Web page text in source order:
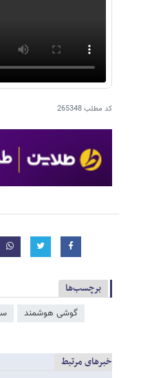
کد مطلب265348
برچسب‌ها
گوشی هوشمند
خبرهای مرتبط